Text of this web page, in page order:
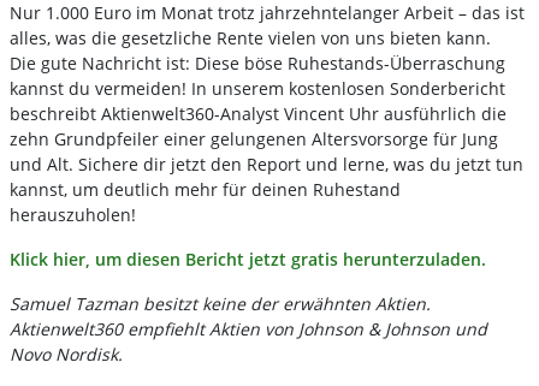
Nur 1.000 Euro im Monat trotz jahrzehntelanger Arbeit – das ist
alles, was die gesetzliche Rente vielen von uns bieten kann.
Die gute Nachricht ist: Diese böse Ruhestands-Überraschung
kannst du vermeiden! In unserem kostenlosen Sonderbericht
beschreibt Aktienwelt360-Analyst Vincent Uhr ausführlich die
zehn Grundpfeiler einer gelungenen Altersvorsorge für Jung
und Alt. Sichere dir jetzt den Report und lerne, was du jetzt tun
kannst, um deutlich mehr für deinen Ruhestand
herauszuholen!
Klick hier, um diesen Bericht jetzt gratis herunterzuladen.
Samuel Tazman besitzt keine der erwähnten Aktien.
Aktienwelt360 empfiehlt Aktien von Johnson & Johnson und
Novo Nordisk.